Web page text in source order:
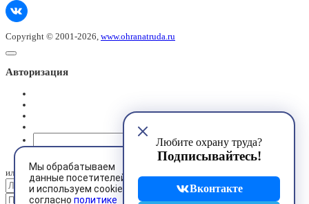
Мы обрабатываем
данные посетителей
и используем cookies
согласно политике
Любите охрану труда?
Подписывайтесь!
Вконтакте
Copyright © 2001-2026, www.ohranatruda.ru
Авторизация
@mail.ru
или